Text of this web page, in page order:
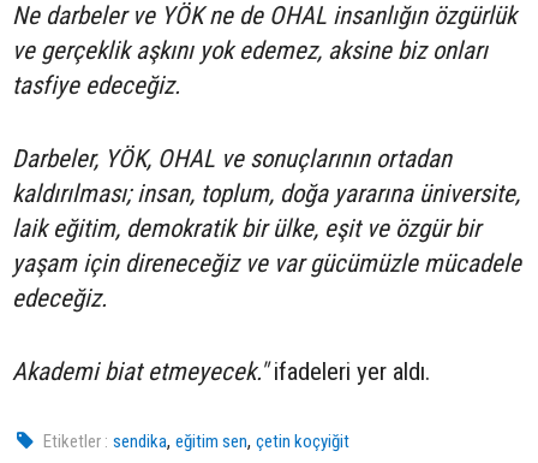
Ne darbeler ve YÖK ne de OHAL insanlığın özgürlük
ve gerçeklik aşkını yok edemez, aksine biz onları
tasfiye edeceğiz.
Darbeler, YÖK, OHAL ve sonuçlarının ortadan
kaldırılması; insan, toplum, doğa yararına üniversite,
laik eğitim, demokratik bir ülke, eşit ve özgür bir
yaşam için direneceğiz ve var gücümüzle mücadele
edeceğiz.
Akademi biat etmeyecek."ifadeleri yer aldı.
Etiketler : sendika,eğitim sen,çetin koçyiğit